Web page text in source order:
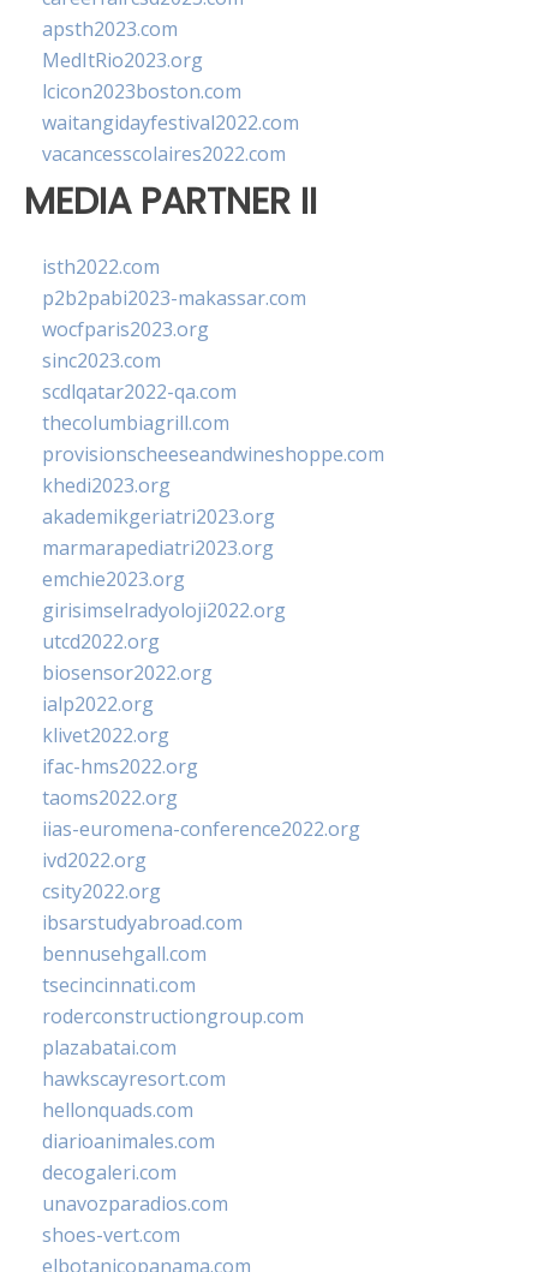
apsth2023.com
MedItRio2023.org
lcicon2023boston.com
waitangidayfestival2022.com
vacancesscolaires2022.com
MEDIA PARTNER II
isth2022.com
p2b2pabi2023-makassar.com
wocfparis2023.org
sinc2023.com
scdlqatar2022-qa.com
thecolumbiagrill.com
provisionscheeseandwineshoppe.com
khedi2023.org
akademikgeriatri2023.org
marmarapediatri2023.org
emchie2023.org
girisimselradyoloji2022.org
utcd2022.org
biosensor2022.org
ialp2022.org
klivet2022.org
ifac-hms2022.org
taoms2022.org
iias-euromena-conference2022.org
ivd2022.org
csity2022.org
ibsarstudyabroad.com
bennusehgall.com
tsecincinnati.com
roderconstructiongroup.com
plazabatai.com
hawkscayresort.com
hellonquads.com
diarioanimales.com
decogaleri.com
unavozparadios.com
shoes-vert.com
elbotanicopanama.com